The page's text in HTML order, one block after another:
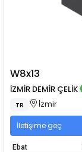
W8x13
İZMİR DEMİR ÇELİK
TR İzmir
İletişime geç
Ebat